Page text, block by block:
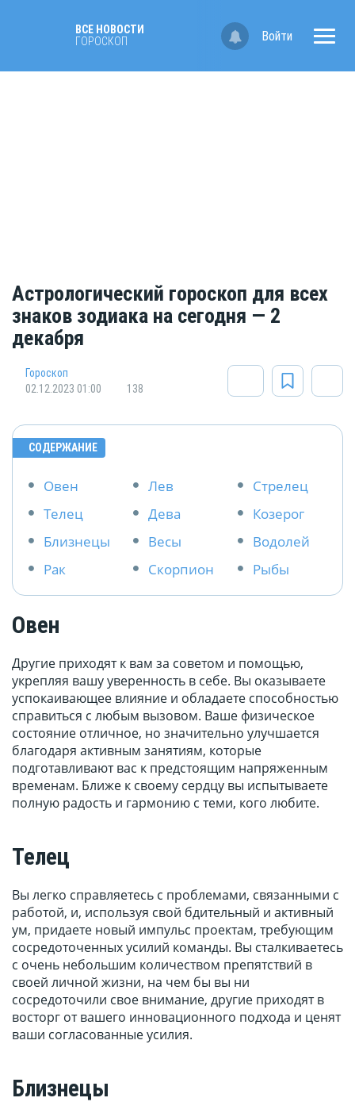
ВСЕ НОВОСТИ
ГОРОСКОП
Войти
Астрологический гороскоп для всех
знаков зодиака на сегодня — 2
декабря
Гороскоп
02.12.2023 01:00
138
СОДЕРЖАНИЕ
Овен
Телец
Близнецы
Рак
Лев
Дева
Весы
Скорпион
Стрелец
Козерог
Водолей
Рыбы
Овен
Другие приходят к вам за советом и помощью,
укрепляя вашу уверенность в себе. Вы оказываете
успокаивающее влияние и обладаете способностью
справиться с любым вызовом. Ваше физическое
состояние отличное, но значительно улучшается
благодаря активным занятиям, которые
подготавливают вас к предстоящим напряженным
временам. Ближе к своему сердцу вы испытываете
полную радость и гармонию с теми, кого любите.
Телец
Вы легко справляетесь с проблемами, связанными с
работой, и, используя свой бдительный и активный
ум, придаете новый импульс проектам, требующим
сосредоточенных усилий команды. Вы сталкиваетесь
с очень небольшим количеством препятствий в
своей личной жизни, на чем бы вы ни
сосредоточили свое внимание, другие приходят в
восторг от вашего инновационного подхода и ценят
ваши согласованные усилия.
Близнецы